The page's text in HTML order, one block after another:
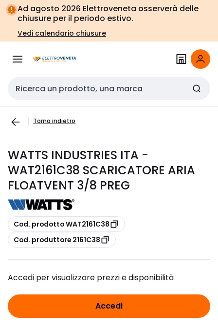
Vai alla
navigazione
Vai
alla
pagina
Ad agosto 2026 Elettroveneta osserverà delle
chiusure per il periodo estivo.
Vedi calendario chiusure
Cerca input
Torna indietro
WATTS INDUSTRIES ITA -
WAT2161C38 SCARICATORE ARIA
FLOATVENT 3/8 PREG
copia
Cod. prodotto WAT2161C38
copia
Cod. produttore 2161C38
Accedi per visualizzare prezzi e disponibilità
Accedi